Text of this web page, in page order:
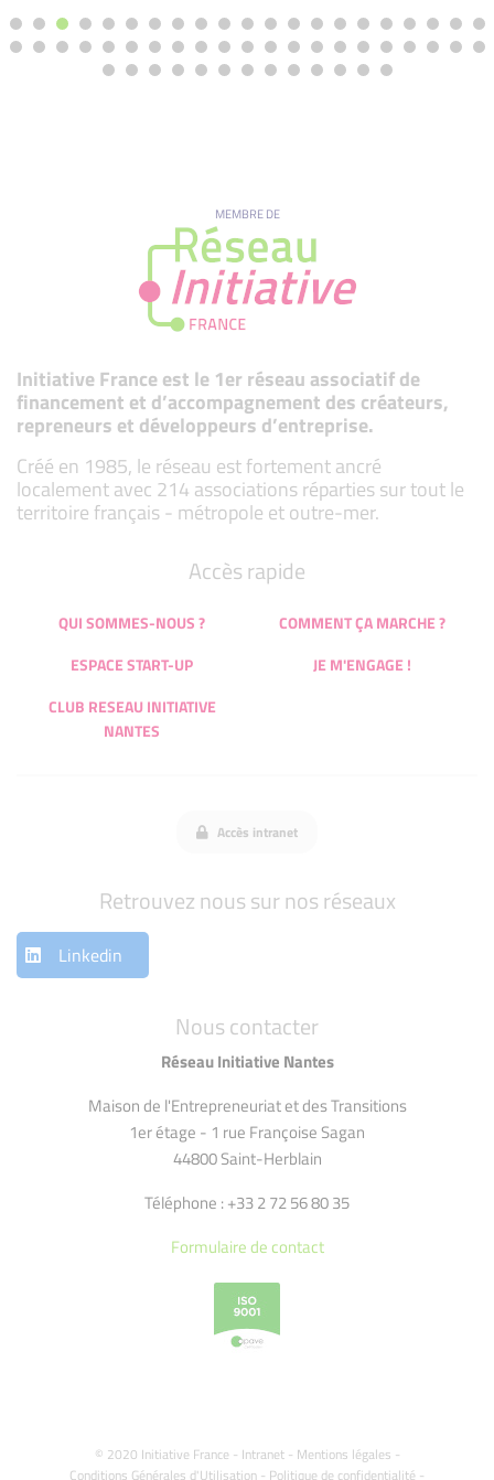
MEMBRE DE
Initiative France est le 1er réseau associatif de
financement et d’accompagnement des créateurs,
repreneurs et développeurs d’entreprise.
Créé en 1985, le réseau est fortement ancré
localement avec 214 associations réparties sur tout le
territoire français - métropole et outre-mer.
Nous contacter
Réseau Initiative Nantes
Maison de l'Entrepreneuriat et des Transitions
1er étage - 1 rue Françoise Sagan
44800 Saint-Herblain
Téléphone : +33 2 72 56 80 35
Formulaire de contact
© 2020 Initiative France - Intranet- Mentions légales -
Conditions Générales d'Utilisation - Politique de confidentialité -
Accès rapide
QUI SOMMES-NOUS ?
COMMENT ÇA MARCHE ?
ESPACE START-UP
JE M'ENGAGE !
CLUB RESEAU INITIATIVE
NANTES
Accès intranet
Retrouvez nous sur nos réseaux
Linkedin